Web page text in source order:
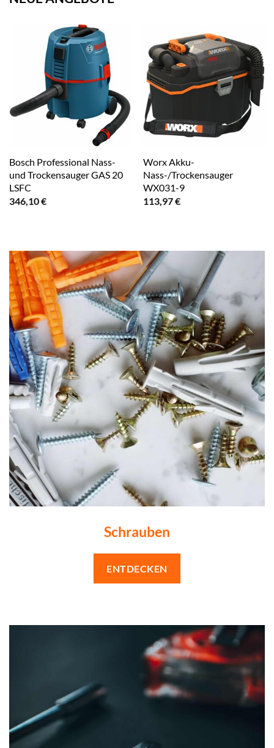
Bosch Professional Nass-
und Trockensauger GAS 20
LSFC
346,10€
Worx Akku-
Nass-/Trockensauger
WX031-9
113,97€
Schrauben
ENTDECKEN